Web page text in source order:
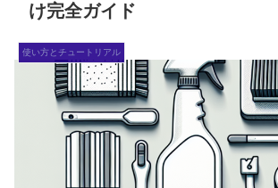
け完全ガイド
使い方とチュートリアル